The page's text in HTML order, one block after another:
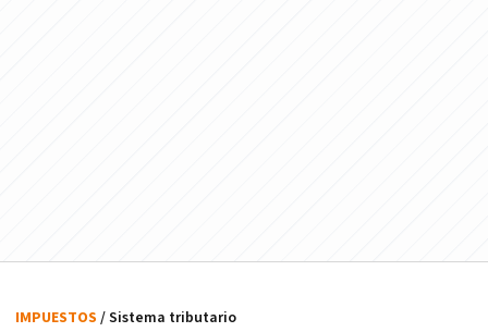
IMPUESTOS / Sistema tributario